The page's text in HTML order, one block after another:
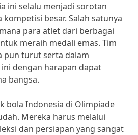
ini selalu menjadi sorotan
besar. Salah satunya
para atlet dari berbagai
meraih medali emas. Tim
pun turut serta dalam
dengan harapan dapat
bangsa.
bola Indonesia di Olimpiade
Mereka harus melalui
dan persiapan yang sangat